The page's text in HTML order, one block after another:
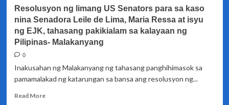
400
milyong
pisong
hindi
binayarang
Resolusyon ng limang US Senators para sa kaso
nina Senadora Leile de Lima, Maria Ressa at isyu
ng EJK, tahasang pakikialam sa kalayaan ng
Pilipinas- Malakanyang
0
Inakusahan ng Malakanyang ng tahasang panghihimasok sa
pamamalakad ng katarungan sa bansa ang resolusyon ng...
Read MoreRead